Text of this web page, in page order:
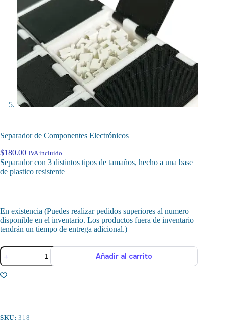
Separador de Componentes Electrónicos
$180.00 IVA incluido
Separador con 3 distintos tipos de tamaños, hecho a una base
de plastico resistente
En existencia (Puedes realizar pedidos superiores al numero
disponible en el inventario. Los productos fuera de inventario
tendrán un tiempo de entrega adicional.)
Separador
de
Componentes
Electrónicos
Añadir al carrito
SKU:318